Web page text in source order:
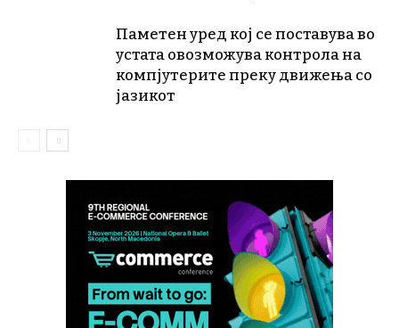
Паметен уред кој се поставува во
устата овозможува контрола на
компјутерите преку движења со
јазикот